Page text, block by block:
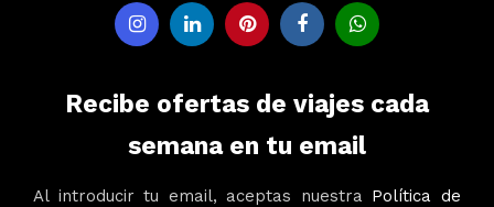
Recibe ofertas de viajes cada
semana en tu email
Al introducir tu email, aceptas nuestra Política de